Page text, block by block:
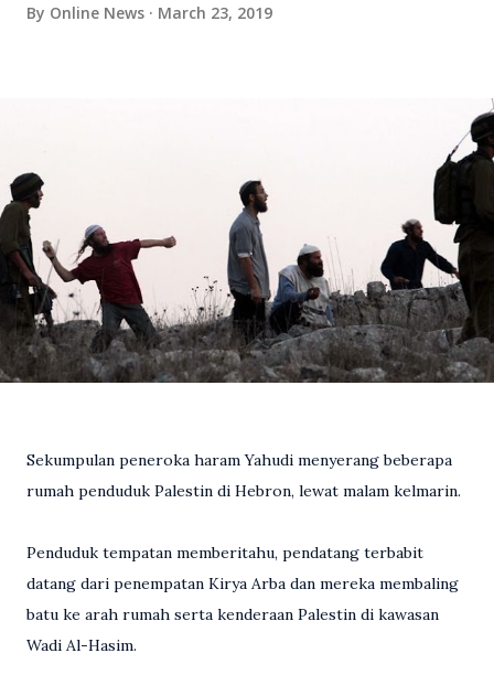
By Online News March 23, 2019
Sekumpulan peneroka haram Yahudi menyerang beberapa
rumah penduduk Palestin di Hebron, lewat malam kelmarin.
Penduduk tempatan memberitahu, pendatang terbabit
datang dari penempatan Kirya Arba dan mereka membaling
batu ke arah rumah serta kenderaan Palestin di kawasan
Wadi Al-Hasim.